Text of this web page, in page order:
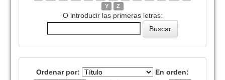
Y
Z
O introducir las primeras letras:
Ordenar por:
En orden: